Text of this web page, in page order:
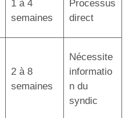
1 à 4
semaines
Processus
direct
2 à 8
semaines
Nécessite
informatio
n du
syndic